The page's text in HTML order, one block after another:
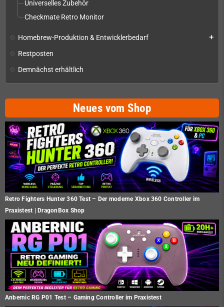
Universelles Zubehör
Checkmate Retro Monitor
Homebrew-Produktion & Entwicklerbedarf add
Restposten
Demnächst erhältlich
Neues vom Shop
Retro Fighters Hunter 360 Test – Der moderne Xbox 360 Controller im
Praxistest | DragonBox Shop
Anbernic RG P01 Test – Gaming Controller im Praxistest